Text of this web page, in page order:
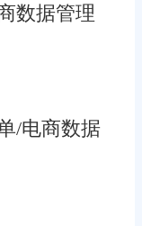
数据管理
/电商数据